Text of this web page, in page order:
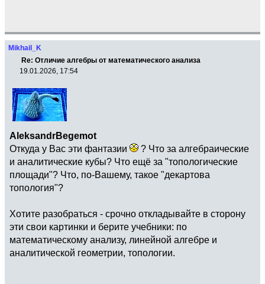
Mikhail_K
Re: Отличие алгебры от математического анализа
19.01.2026, 17:54
AleksandrBegemot
Откуда у Вас эти фантазии
? Что за алгебраические
и аналитические кубы? Что ещё за "топологические
площади"? Что, по-Вашему, такое "декартова
топология"?
Хотите разобраться - срочно откладывайте в сторону
эти свои картинки и берите учебники: по
математическому анализу, линейной алгебре и
аналитической геометрии, топологии.